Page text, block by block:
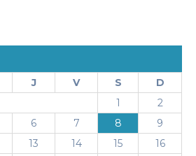
J V S
D
1
2
6 7 8
9
13 14 15
16